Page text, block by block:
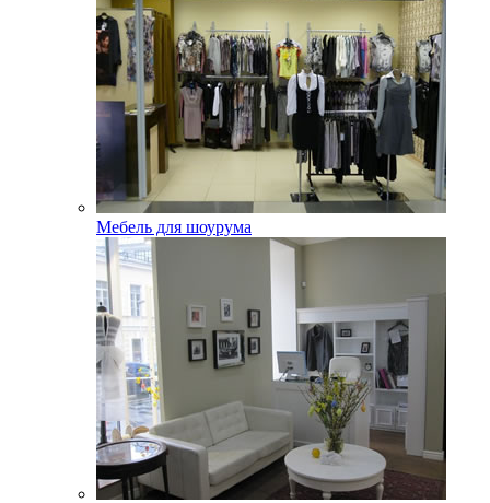
Мебель для шоурума